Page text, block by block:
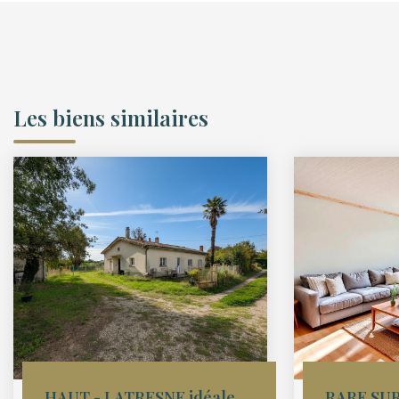
Les biens similaires